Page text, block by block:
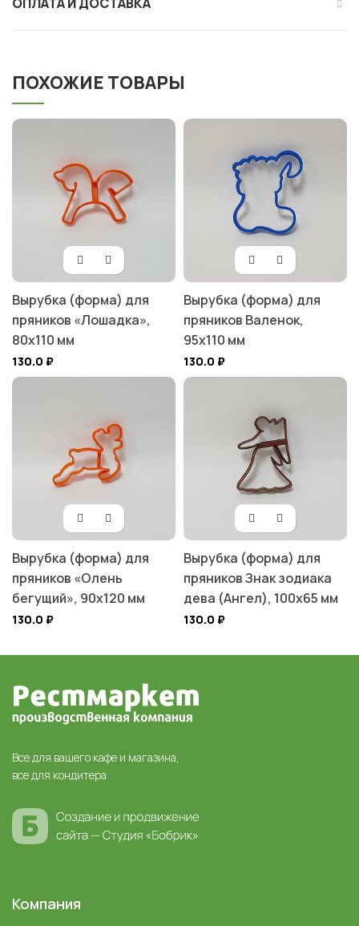
ОПЛАТА И ДОСТАВКА
ПОХОЖИЕ ТОВАРЫ
Вырубка (форма) для
пряников «Лошадка»,
80х110 мм
130.0 ₽
Вырубка (форма) для
пряников Валенок,
95х110 мм
130.0 ₽
Вырубка (форма) для
пряников «Олень
бегущий», 90х120 мм
130.0 ₽
Вырубка (форма) для
пряников Знак зодиака
дева (Ангел), 100х65 мм
130.0 ₽
Все для вашего кафе и магазина,
все для кондитера
Компания